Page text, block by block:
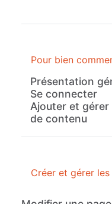
Pour bien
Présentation
Se connecter
Ajouter et
de contenu
Créer et gérer